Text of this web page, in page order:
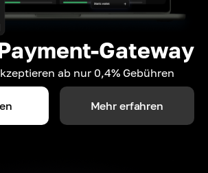
Gateway
ab nur 0,4% Gebühren
Mehr erfahren